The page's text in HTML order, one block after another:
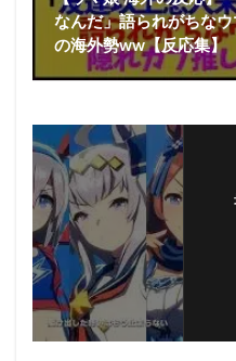
なんだ」語られがちな
の海外勢ww【反応集】